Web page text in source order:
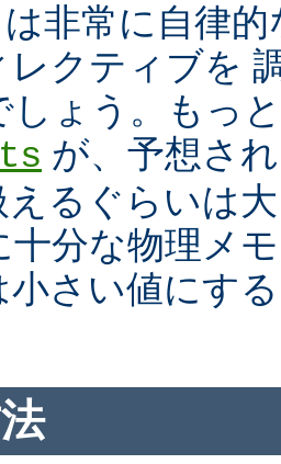
非常に自律
レクティブを
しょう。もっ
が、予想さ
えるぐらいは
十分な物理メ
小さい値にす